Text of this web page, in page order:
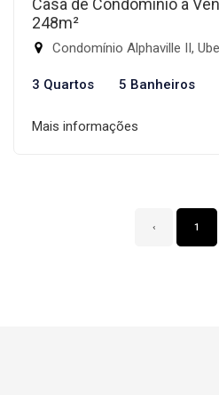
Casa de Condomínio à
248m²
Condomínio Alphaville II,
3 Quartos 5 Banheiros
Mais informações
‹ 1